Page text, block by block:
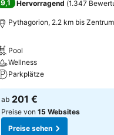
9,1 Hervorragend (1.347
Pythagorion, 2.2 km bis Zentrum
Pool
Wellness
Parkplätze
ab 201 €
Preise von 15 Websites
Preise sehen